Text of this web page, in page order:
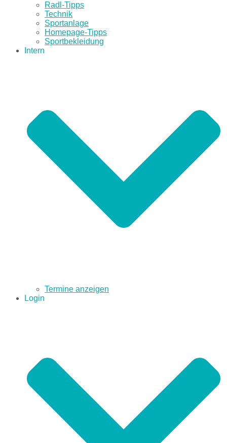
Radl-Tipps
Technik
Sportanlage
Homepage-Tipps
Sportbekleidung
Intern
Termine anzeigen
Login